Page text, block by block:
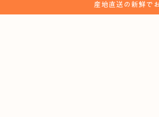
産地直送の新鮮で